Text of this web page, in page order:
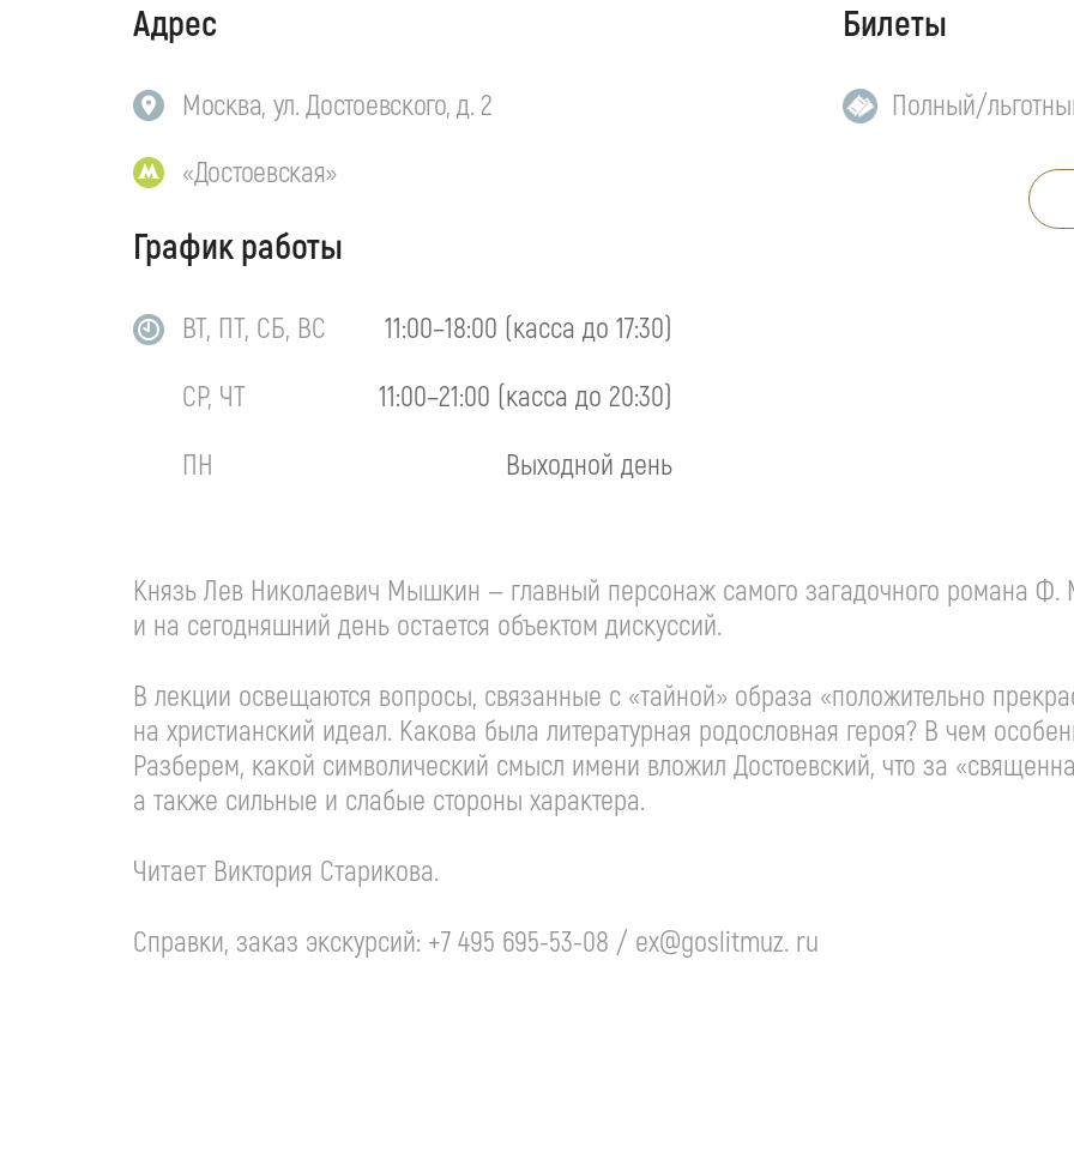
Адрес
Москва, ул. Достоевского, д. 2
«Достоевская»
График работы
ВТ, ПТ, СБ, ВС
11:00–18:00 (касса до 17:30)
СР, ЧТ
11:00–21:00 (касса до 20:30)
ПН
Выходной день
Билеты
Полный/
Князь Лев Николаевич Мышкин — главный персонаж самого загадочного романа Ф.
и на сегодняшний день остается объектом дискуссий.
В лекции освещаются вопросы, связанные с «тайной» образа «положительно
на христианский идеал. Какова была литературная родословная героя? В чем
Разберем, какой символический смысл имени вложил Достоевский, что за
а также сильные и слабые стороны характера.
Читает Виктория Старикова.
Справки, заказ экскурсий: +7 495 695-53-08 / ex@goslitmuz. ru